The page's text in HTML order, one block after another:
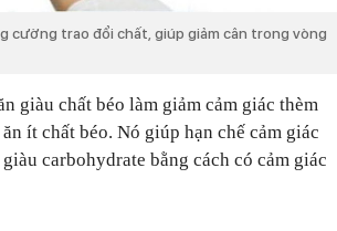
cường trao đổi chất, giúp giảm cân trong vòng
giàu chất béo làm giảm cảm giác thèm
ít chất béo. Nó giúp hạn chế cảm giác
carbohydrate bằng cách có cảm giác